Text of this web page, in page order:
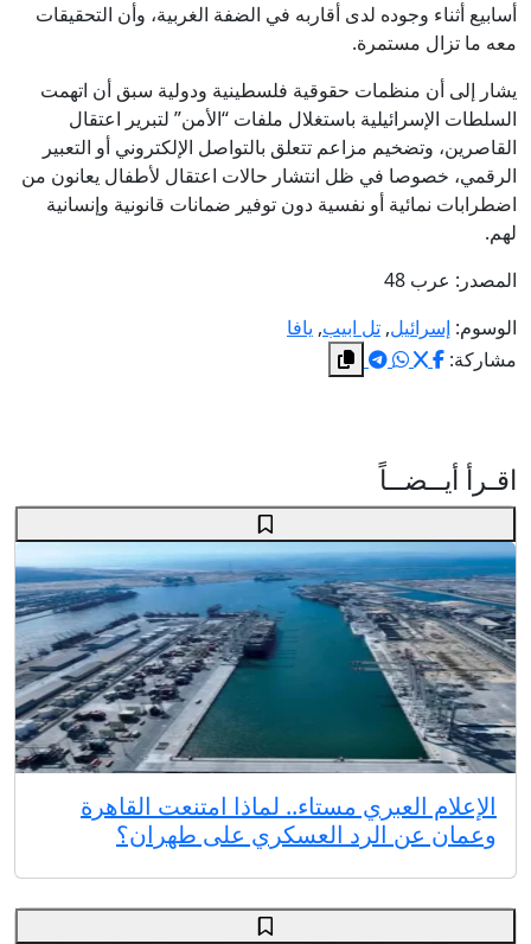
أسابيع أثناء وجوده لدى أقاربه في الضفة الغربية، وأن التحقيقات
معه ما تزال مستمرة.
يشار إلى أن منظمات حقوقية فلسطينية ودولية سبق أن اتهمت
السلطات الإسرائيلية باستغلال ملفات “الأمن” لتبرير اعتقال
القاصرين، وتضخيم مزاعم تتعلق بالتواصل الإلكتروني أو التعبير
الرقمي، خصوصا في ظل انتشار حالات اعتقال لأطفال يعانون من
اضطرابات نمائية أو نفسية دون توفير ضمانات قانونية وإنسانية
لهم.
المصدر: عرب 48
الوسوم: إسرائيل, تل ابيب, يافا
مشاركة:
اقـرأ أيــضــاً
الإعلام العبري مستاء.. لماذا امتنعت القاهرة
وعمان عن الرد العسكري على طهران؟